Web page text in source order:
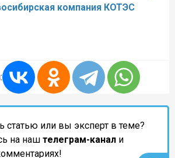
компания КОТЭС
статью или вы эксперт в теме?
на наш телеграм-канал и